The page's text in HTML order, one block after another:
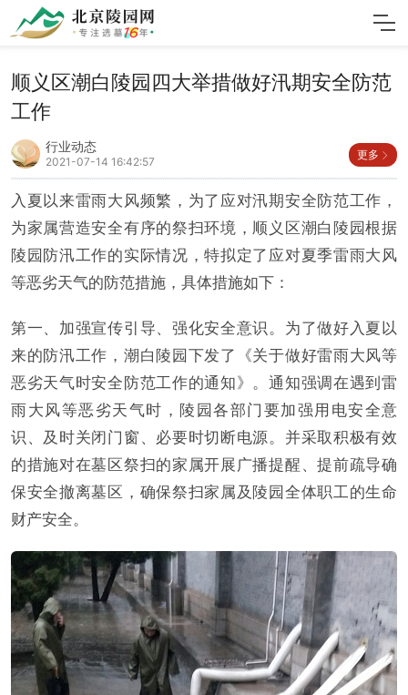
顺义区潮白陵园四大举措做好汛期安全防范
工作
行业动态
2021-07-14 16:42:57
更多
入夏以来雷雨大风频繁，为了应对汛期安全防范工作，
为家属营造安全有序的祭扫环境，顺义区潮白陵园根据
陵园防汛工作的实际情况，特拟定了应对夏季雷雨大风
等恶劣天气的防范措施，具体措施如下：
第一、加强宣传引导、强化安全意识。为了做好入夏以
来的防汛工作，潮白陵园下发了《关于做好雷雨大风等
恶劣天气时安全防范工作的通知》。通知强调在遇到雷
雨大风等恶劣天气时，陵园各部门要加强用电安全意
识、及时关闭门窗、必要时切断电源。并采取积极有效
的措施对在墓区祭扫的家属开展广播提醒、提前疏导确
保安全撤离墓区，确保祭扫家属及陵园全体职工的生命
财产安全。